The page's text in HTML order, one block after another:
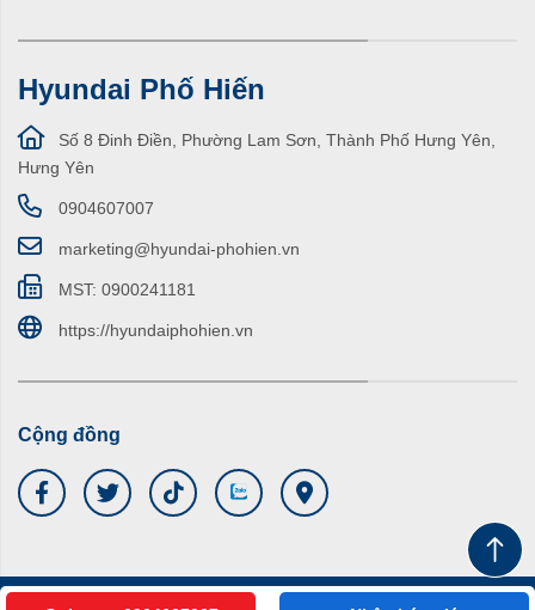
Hyundai Phố Hiến
Số 8 Đinh Điền, Phường Lam Sơn, Thành Phố Hưng Yên,
Hưng Yên
0904607007
marketing@hyundai-phohien.vn
MST: 0900241181
https://hyundaiphohien.vn
Cộng đồng